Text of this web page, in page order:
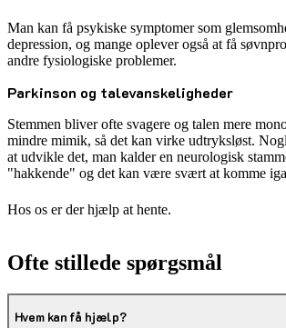
Man kan få psykiske symptomer som
depression, og mange oplever også at få
andre fysiologiske problemer.
Parkinson og talevanskeligheder
Stemmen bliver ofte svagere og talen mere
mindre mimik, så det kan virke udtryksløst.
at udvikle det, man kalder en neurologisk
"hakkende" og det kan være svært at komme
Hos os er der hjælp at hente.
Ofte stillede spørgsmål
Hvem kan få hjælp?